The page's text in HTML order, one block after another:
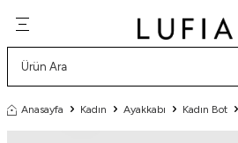
Anasayfa Kadın Ayakkabı Kadın Bot